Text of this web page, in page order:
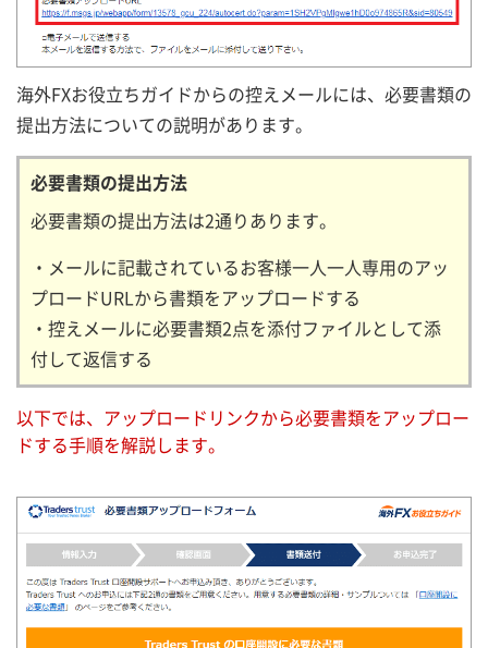
海外FXお役立ちガイドからの控えメールには、必要書類の
提出方法についての説明があります。
必要書類の提出方法
必要書類の提出方法は2通りあります。
・メールに記載されているお客様一人一人専用のアッ
プロードURLから書類をアップロードする
・控えメールに必要書類2点を添付ファイルとして添
付して返信する
以下では、アップロードリンクから必要書類をアップロー
ドする手順を解説します。